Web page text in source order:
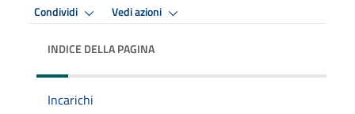
Condividi Vedi azioni
INDICE DELLA PAGINA
Incarichi